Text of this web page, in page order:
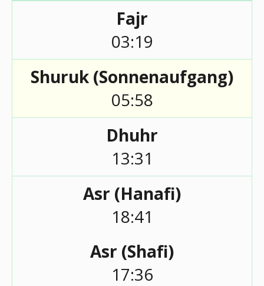
Fajr
03:19
Shuruk (Sonnenaufgang)
05:58
Dhuhr
13:31
Asr (Hanafi)
18:41
Asr (Shafi)
17:36